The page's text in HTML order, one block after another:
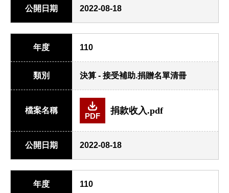
公開日期 2022-08-18
年度 110
類別 決算 - 接受補助.捐贈名單清冊
檔案名稱
PDF
捐款收入.pdf
公開日期 2022-08-18
年度 110